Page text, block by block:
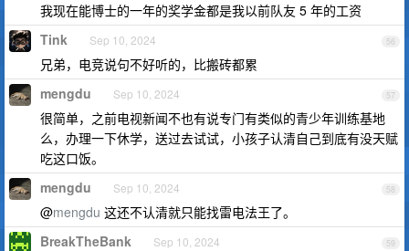
我现在能博士的一年的奖学金都是我以前队友 5 年的工资
56
Tink Sep 10, 2024
兄弟，电竞说句不好听的，比搬砖都累
57
mengdu Sep 10, 2024
很简单，之前电视新闻不也有说专门有类似的青少年训练基地
么，办理一下休学，送过去试试，小孩子认清自己到底有没天赋
吃这口饭。
58
mengdu Sep 10, 2024
@mengdu 这还不认清就只能找雷电法王了。
59
BreakTheBank Sep 10, 2024